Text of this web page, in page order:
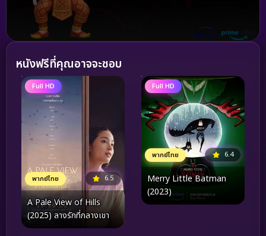
หนังฟรีที่คุณอาจจะชอบ
Full HD
พากย์ไทย 6.5
A Pale View of Hills
(2025) ลางรักที่กลางเขา
Full HD
พากย์ไทย 6.4
Merry Little Batman
(2023)